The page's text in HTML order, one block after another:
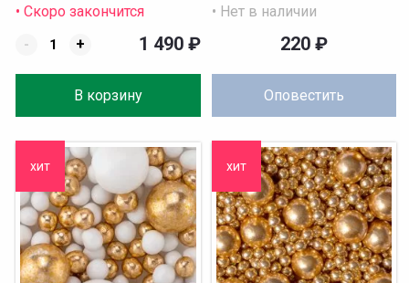
• Скоро закончится
-
+
В корзину
1 490 ₽
• Нет в наличии
Оповестить
220 ₽
хит хит